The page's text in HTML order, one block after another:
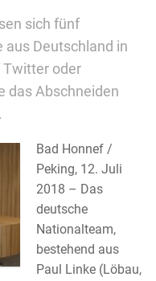
sich fünf
Deutschland in
Twitter oder
das Abschneiden
Bad Honnef /
Peking, 12. Juli
2018 – Das
deutsche
Nationalteam,
bestehend aus
Paul Linke (Löbau,